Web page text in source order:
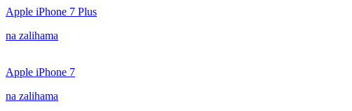
Apple iPhone 7 Plus
na zalihama
Apple iPhone 7
na zalihama